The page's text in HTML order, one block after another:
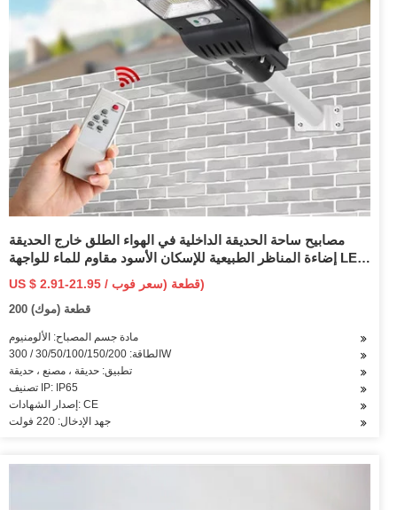
مصابيح ساحة الحديقة الداخلية في الهواء الطلق خارج الحديقة
إضاءة المناظر الطبيعية للإسكان الأسود مقاوم للماء للواجهة LED
الكاشف لملعب كرة القدم
US $ 2.91-21.95 / قطعة (سعر فوب)
200 قطعة (موك)
مادة جسم المصباح: الألومنيوم
الطاقة: 30/50/100/150/200 / 300W
تطبيق: حديقة ، مصنع ، حديقة
تصنيف IP: IP65
إصدار الشهادات: CE
جهد الإدخال: 220 فولت